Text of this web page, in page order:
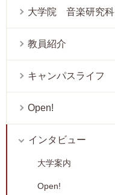
大学院 音楽研究科
教員紹介
キャンパスライフ
Open!
インタビュー
大学案内
Open!